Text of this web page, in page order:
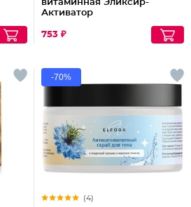
витаминная Эликсир-
Активатор
753 ₽
-70%
(4)